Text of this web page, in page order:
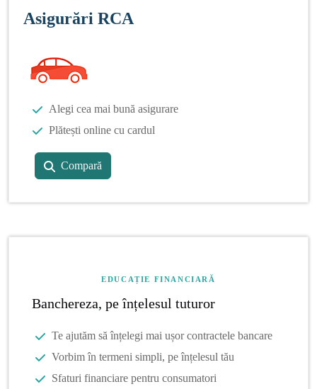
Asigurări RCA
Alegi cea mai bună asigurare
Plătești online cu cardul
Compară
EDUCAȚIE FINANCIARĂ
Banchereza, pe înțelesul tuturor
Te ajutăm să înțelegi mai ușor contractele bancare
Vorbim în termeni simpli, pe înțelesul tău
Sfaturi financiare pentru consumatori